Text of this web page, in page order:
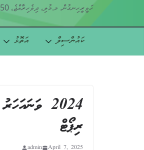
ހަވީރީހިނގުން. މ.މުލި، ދިވެހިރާއްޖެ، 11050
ކައުންސިލް އަތޮޅު
2024
ރިޕޯޓް
April 7, 2025
admin